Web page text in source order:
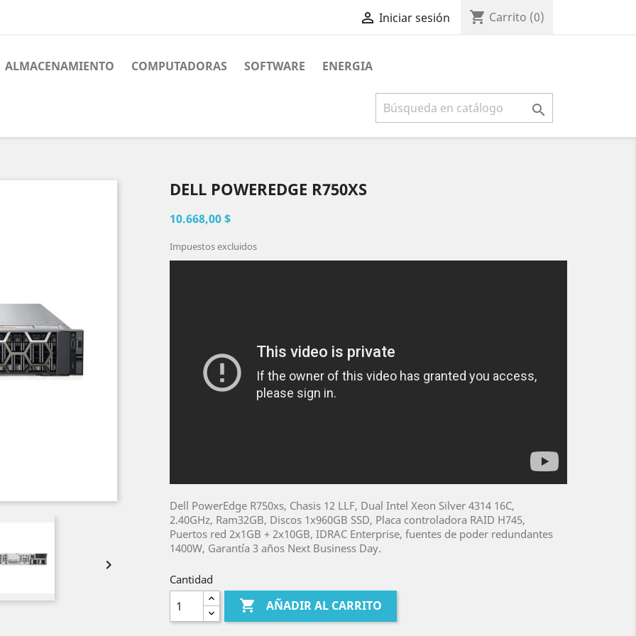
 Iniciar sesión shopping_cart Carrito (0)
ALMACENAMIENTO COMPUTADORAS SOFTWARE ENERGIA


DELL POWEREDGE R750XS
10.668,00 $
Impuestos excluidos
Dell PowerEdge R750xs, Chasis 12 LLF, Dual Intel Xeon Silver 4314 16C,
2.40GHz, Ram32GB, Discos 1x960GB SSD, Placa controladora RAID H745,
Puertos red 2x1GB + 2x10GB, IDRAC Enterprise, fuentes de poder redundantes
1400W, Garantía 3 años Next Business Day.
Cantidad
 AÑADIR AL CARRITO